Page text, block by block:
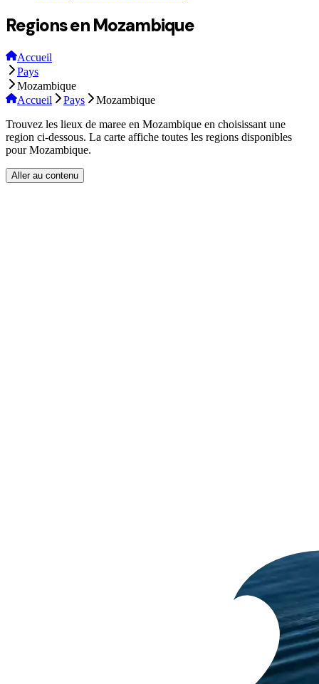
Regions en Mozambique
Accueil
Pays
Mozambique
Accueil
Pays
Mozambique
Trouvez les lieux de maree en Mozambique en choisissant une
region ci-dessous. La carte affiche toutes les regions disponibles
pour Mozambique.
Aller au contenu